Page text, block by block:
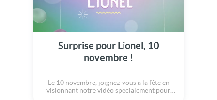
Surprise pour Lionel, 10
novembre !
Le 10 novembre, joignez-vous à la fête en
visionnant notre vidéo spécialement pour